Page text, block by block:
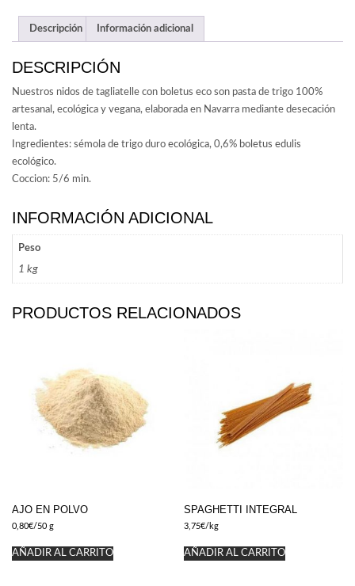
Descripción Información adicional
DESCRIPCIÓN
Nuestros nidos de tagliatelle con boletus eco son pasta de trigo 100%
artesanal, ecológica y vegana, elaborada en Navarra mediante desecación
lenta.
Ingredientes: sémola de trigo duro ecológica, 0,6% boletus edulis
ecológico.
Coccion: 5/6 min.
INFORMACIÓN ADICIONAL
Peso
1 kg
PRODUCTOS RELACIONADOS
AJO EN POLVO
0,80€/50 g
AÑADIR AL CARRITO
SPAGHETTI INTEGRAL
3,75€/kg
AÑADIR AL CARRITO